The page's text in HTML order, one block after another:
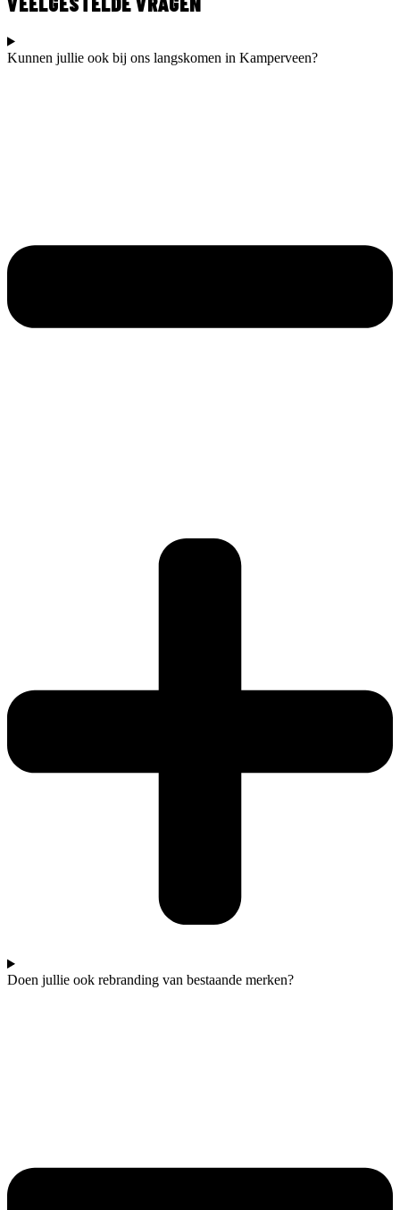
Kunnen jullie ook bij ons langskomen in Kamperveen?
Doen jullie ook rebranding van bestaande merken?